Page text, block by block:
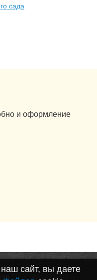
сада
и оформление
сайт, вы даете